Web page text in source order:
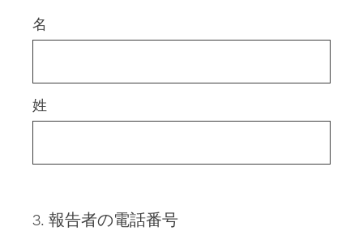
名
姓
Question
3. 報告者の電話番号